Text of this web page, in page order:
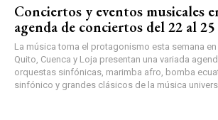
Conciertos y eventos musicales
agenda de conciertos del 22 al
La música toma el protagonismo esta semana en
Quito, Cuenca y Loja presentan una variada
orquestas sinfónicas, marimba afro, bomba
sinfónico y grandes clásicos de la música